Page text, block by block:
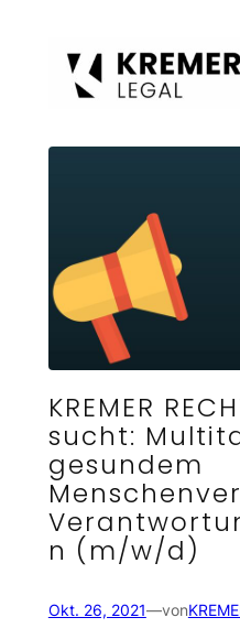
KREMER
sucht:
gesundem
n (m/w/d)
Okt. 26, 2021—von